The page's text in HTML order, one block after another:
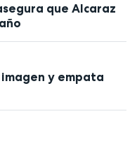
que Alcaraz
y empata